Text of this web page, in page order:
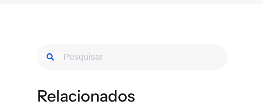
Relacionados